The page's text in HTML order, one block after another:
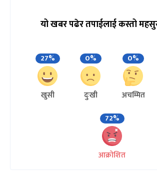
यो खबर पढेर तपाईलाई कस्तो
27%
खुसी
0%
दुःखी
0%
अचम्मित
72%
आक्रोशित